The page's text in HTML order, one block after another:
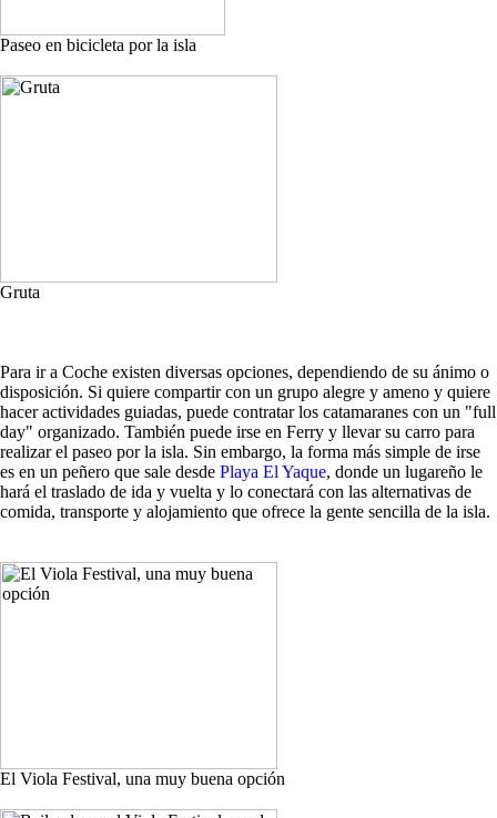
Paseo en bicicleta por la isla
Gruta
Para ir a Coche existen diversas opciones, dependiendo de su ánimo o
disposición. Si quiere compartir con un grupo alegre y ameno y quiere
hacer actividades guiadas, puede contratar los catamaranes con un "full
day" organizado. También puede irse en Ferry y llevar su carro para
realizar el paseo por la isla. Sin embargo, la forma más simple de irse
es en un peñero que sale desde Playa El Yaque, donde un lugareño le
hará el traslado de ida y vuelta y lo conectará con las alternativas de
comida, transporte y alojamiento que ofrece la gente sencilla de la isla.
El Viola Festival, una muy buena opción